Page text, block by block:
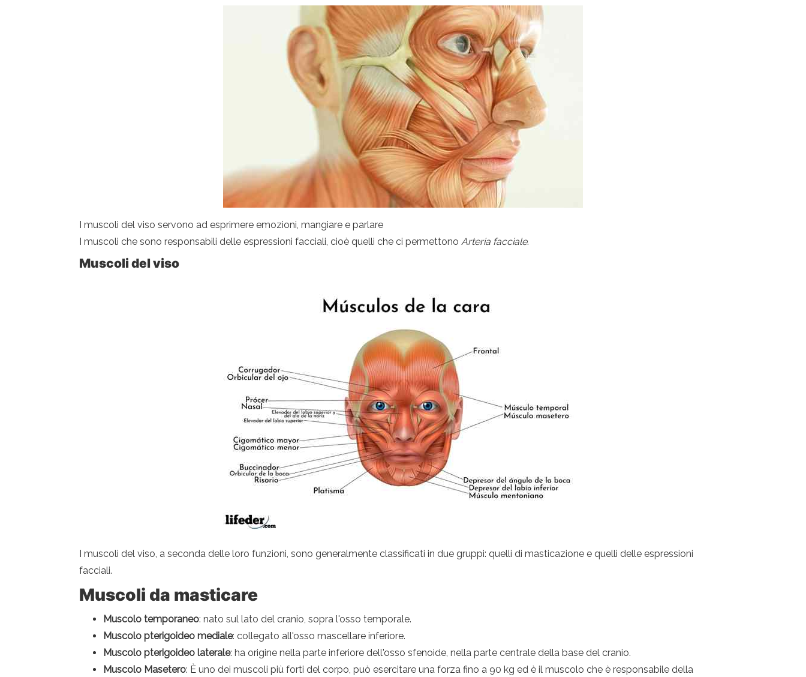
I muscoli del viso servono ad esprimere emozioni, mangiare e parlare
I muscoli che sono responsabili delle espressioni facciali, cioè quelli che ci permettono Arteria facciale.
Muscoli del viso
I muscoli del viso, a seconda delle loro funzioni, sono generalmente classificati in due gruppi: quelli di masticazione e quelli delle espressioni
facciali.
Muscoli da masticare
Muscolo temporaneo: nato sul lato del cranio, sopra l'osso temporale.
Muscolo pterigoideo mediale: collegato all'osso mascellare inferiore.
Muscolo pterigoideo laterale: ha origine nella parte inferiore dell'osso sfenoide, nella parte centrale della base del cranio.
Muscolo Masetero: È uno dei muscoli più forti del corpo, può esercitare una forza fino a 90 kg ed è il muscolo che è responsabile della